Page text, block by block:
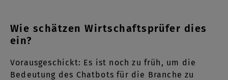
Wie schätzen Wirtschaftsprüfer dies
ein?
Vorausgeschickt: Es ist noch zu früh, um die
Bedeutung des Chatbots für die Branche zu